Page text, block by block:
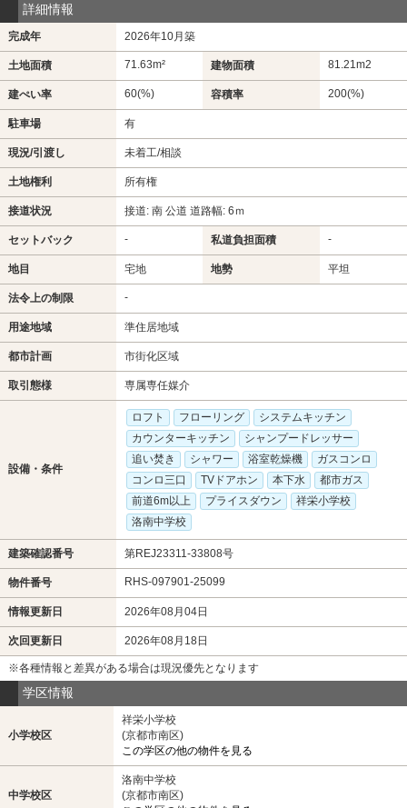
詳細情報
完成年 2026年10月築
土地面積 71.63m² 建物面積 81.21m2
建ぺい率 60(%) 容積率 200(%)
駐車場 有
現況/引渡し 未着工/相談
土地権利 所有権
接道状況 接道: 南 公道 道路幅: 6ｍ
セットバック - 私道負担面積 -
地目 宅地 地勢 平坦
法令上の制限 -
用途地域 準住居地域
都市計画 市街化区域
取引態様 専属専任媒介
設備・条件
ロフト フローリング
システムキッチン
カウンターキッチン
シャンプードレッサー
追い焚き
シャワー 浴室乾燥機
ガスコンロ
コンロ三口
TVドアホン 本下水
都市ガス
前道6m以上
プライスダウン
祥栄小学校
洛南中学校
建築確認番号 第REJ23311-33808号
物件番号 RHS-097901-25099
情報更新日 2026年08月04日
次回更新日 2026年08月18日
※各種情報と差異がある場合は現況優先となります
学区情報
小学校区
祥栄小学校
(京都市南区)
この学区の他の物件を見る
中学校区
洛南中学校
(京都市南区)